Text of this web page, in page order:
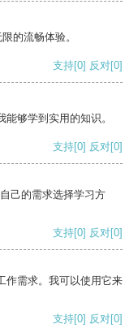
的流畅体验。
支持[0] 反对[0]
够学到实用的知识。
支持[0] 反对[0]
己的需求选择学习方
支持[0] 反对[0]
作需求。我可以使用它来
支持[0] 反对[0]